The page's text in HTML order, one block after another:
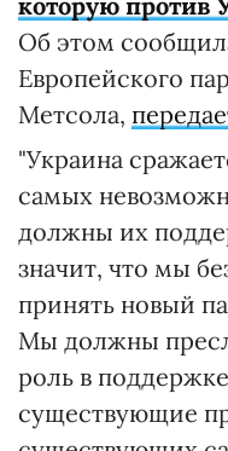
Об этом
Европейского
Метсола,
"Украина
самых
должны их
значит, что мы
принять новый
Мы должны
роль в
существующие